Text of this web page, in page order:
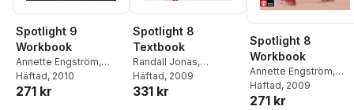
Spotlight 9
Workbook
Annette Engström,
Marie Wejrum
Jonas,Catharina Lantz
Häftad, 2010
271 kr
Spotlight 8
Textbook
Randall Jonas,
Catharina Lantz
Häftad, 2009
331 kr
Spotlight 8
Workbook
Annette Engström,
Randall Jonas
Wejrum
Häftad, 2009
271 kr